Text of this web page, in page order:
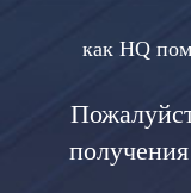
как HQ